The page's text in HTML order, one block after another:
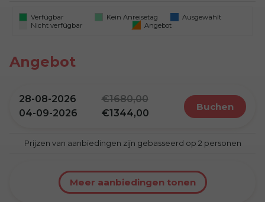
Verfügbar Kein Anreisetag
Ausgewählt
Nicht verfügbar
Angebot
Angebot
28-08-2026
04-09-2026
1680,00
1344,00
buchen
Prijzen van aanbiedingen zijn gebasseerd op 2 personen
Meer aanbiedingen tonen